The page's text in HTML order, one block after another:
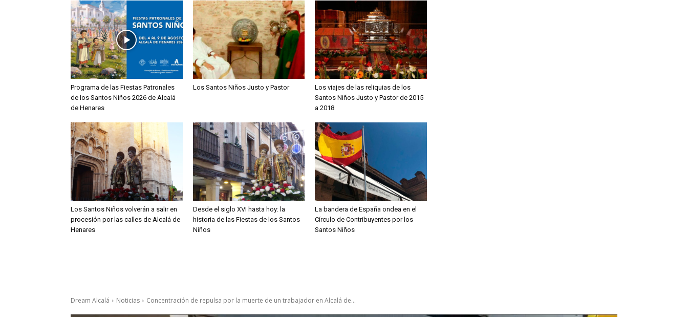
Programa de las Fiestas Patronales
de los Santos Niños 2026 de Alcalá
de Henares
Los Santos Niños Justo y Pastor
Los viajes de las reliquias de los
Santos Niños Justo y Pastor de 2015
a 2018
Los Santos Niños volverán a salir en
procesión por las calles de Alcalá de
Henares
Desde el siglo XVI hasta hoy: la
historia de las Fiestas de los Santos
Niños
La bandera de España ondea en el
Círculo de Contribuyentes por los
Santos Niños